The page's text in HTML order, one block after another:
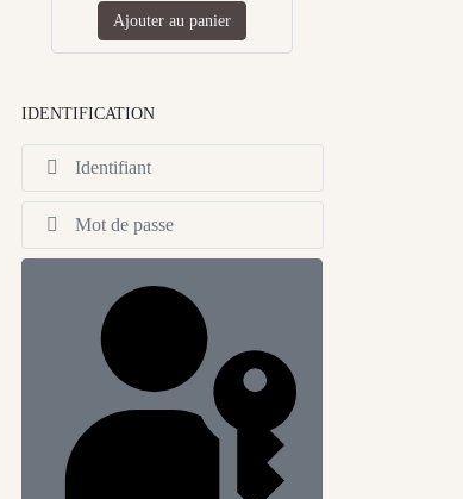
Ajouter au panier
IDENTIFICATION